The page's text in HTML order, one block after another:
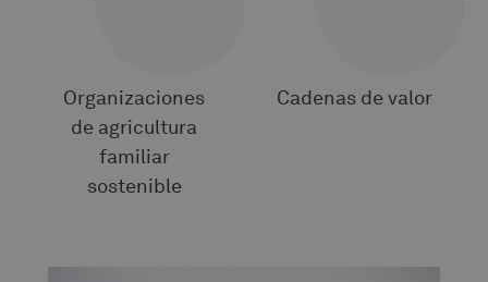
Organizaciones
de agricultura
familiar
sostenible
Cadenas de valor